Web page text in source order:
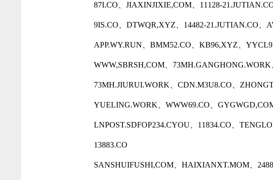
87I.CO、JIAXINJIXIE,COM、11128-
9IS.CO、DTWQR,XYZ、14482-21.JUTIAN.CO、
APP.WY.RUN、BMM52.CO、KB96,XYZ、
WWW,SBRSH,COM、
73MH.JIURUI.WORK、CDN.M3U8.CO、
YUELING.WORK、WWW69.CO、
LNPOST.SDFOP234.CYOU、11834.CO、
13883.CO
SANSHUIFUSHI,COM、HAIXIANXT.MOM、